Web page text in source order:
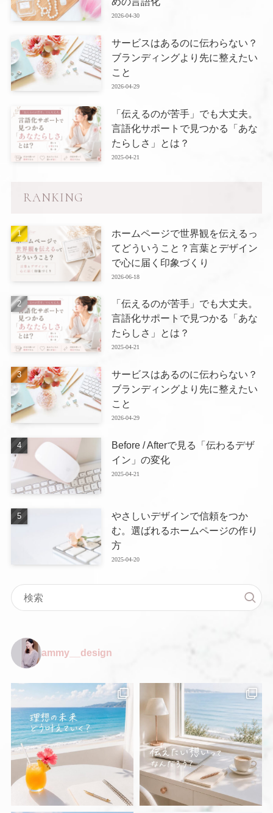
2026-04-30
サービスはあるのに伝わらない？
ブランディングより先に整えたい
こと
2026-04-29
「伝えるのが苦手」でも大丈夫。
言語化サポートで見つかる「あな
たらしさ」とは？
2025-04-21
RANKING
ホームページで世界観を伝えるっ
てどういうこと？言葉とデザイン
で心に届く印象づくり
2026-06-18
「伝えるのが苦手」でも大丈夫。
言語化サポートで見つかる「あな
たらしさ」とは？
2025-04-21
サービスはあるのに伝わらない？
ブランディングより先に整えたい
こと
2026-04-29
Before / Afterで見る「伝わるデザ
イン」の変化
2025-04-21
やさしいデザインで信頼をつか
む。選ばれるホームページの作り
方
2025-04-20
ammy__design